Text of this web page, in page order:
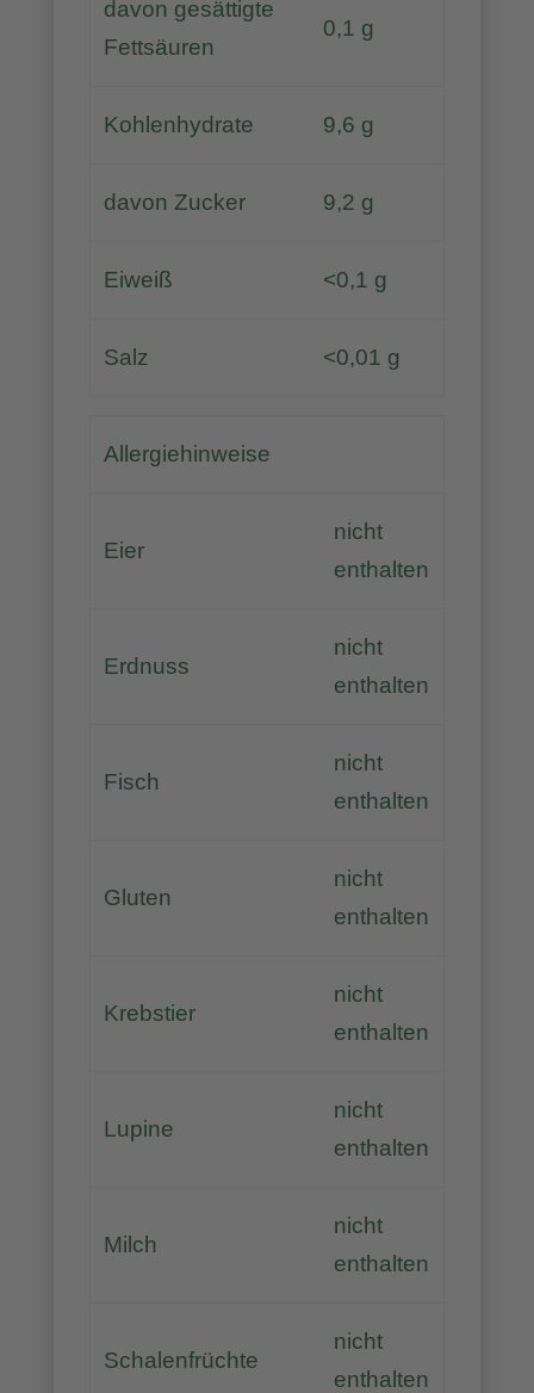
davon gesättigte
Fettsäuren
0,1 g
Kohlenhydrate 9,6 g
davon Zucker 9,2 g
Eiweiß <0,1 g
Salz <0,01 g
Allergiehinweise
Eier
nicht
enthalten
Erdnuss
nicht
enthalten
Fisch
nicht
enthalten
Gluten
nicht
enthalten
Krebstier
nicht
enthalten
Lupine
nicht
enthalten
Milch
nicht
enthalten
Schalenfrüchte
nicht
enthalten